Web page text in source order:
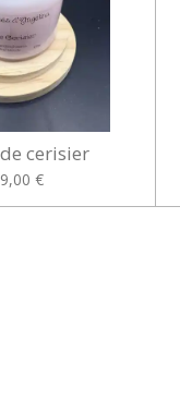
cerisier
9,00 €